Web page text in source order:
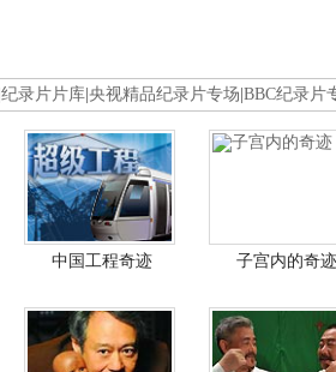
纪录片片库 央视精品纪录片专场 BBC纪录片
中国工程奇迹 子宫内的奇迹